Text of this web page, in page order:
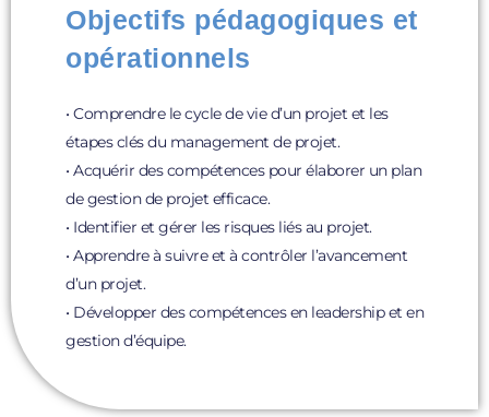
Objectifs pédagogiques et
opérationnels
• Comprendre le cycle de vie d’un projet et les
étapes clés du management de projet.
• Acquérir des compétences pour élaborer un plan
de gestion de projet efficace.
• Identifier et gérer les risques liés au projet.
• Apprendre à suivre et à contrôler l’avancement
d’un projet.
• Développer des compétences en leadership et en
gestion d’équipe.